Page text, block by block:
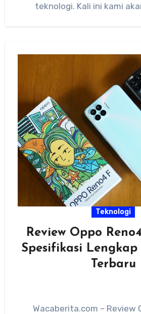
teknologi. Kali ini kami
Teknologi
Review Oppo
Spesifikasi
Terbaru
Wacaberita.com – Review